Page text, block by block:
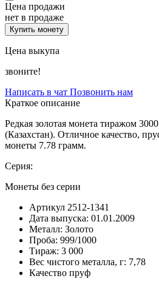
Цена продажи
нет в продаже
Купить монету
Цена выкупа
звоните!
Написать в чат Позвонить нам
Краткое описание
Редкая золотая монета тиражом
(Казахстан). Отличное качество,
монеты 7.78 грамм.
Серия:
Монеты без серии
Артикул 2512-1341
Дата выпуска: 01.01.2009
Металл: Золото
Проба: 999/1000
Тираж: 3 000
Вес чистого металла, г: 7,78
Качество пруф